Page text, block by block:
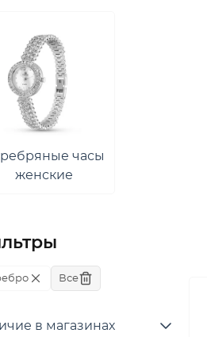
часы
женские
Все
в магазинах